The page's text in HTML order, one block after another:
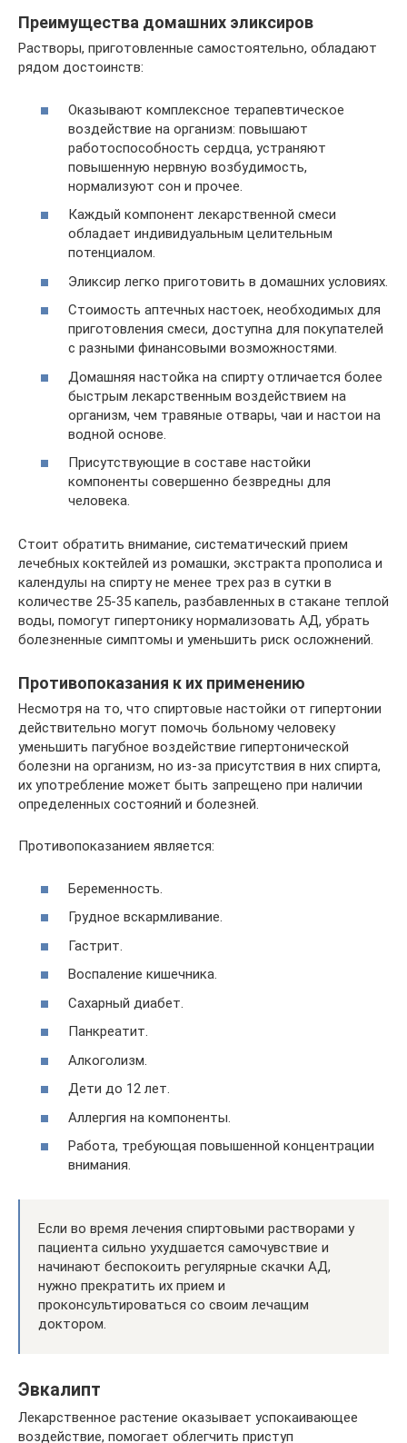
Преимущества домашних эликсиров
Растворы, приготовленные самостоятельно, обладают
рядом достоинств:
Оказывают комплексное терапевтическое
воздействие на организм: повышают
работоспособность сердца, устраняют
повышенную нервную возбудимость,
нормализуют сон и прочее.
Каждый компонент лекарственной смеси
обладает индивидуальным целительным
потенциалом.
Эликсир легко приготовить в домашних условиях.
Стоимость аптечных настоек, необходимых для
приготовления смеси, доступна для покупателей
с разными финансовыми возможностями.
Домашняя настойка на спирту отличается более
быстрым лекарственным воздействием на
организм, чем травяные отвары, чаи и настои на
водной основе.
Присутствующие в составе настойки
компоненты совершенно безвредны для
человека.
Стоит обратить внимание, систематический прием
лечебных коктейлей из ромашки, экстракта прополиса и
календулы на спирту не менее трех раз в сутки в
количестве 25-35 капель, разбавленных в стакане теплой
воды, помогут гипертонику нормализовать АД, убрать
болезненные симптомы и уменьшить риск осложнений.
Противопоказания к их применению
Несмотря на то, что спиртовые настойки от гипертонии
действительно могут помочь больному человеку
уменьшить пагубное воздействие гипертонической
болезни на организм, но из-за присутствия в них спирта,
их употребление может быть запрещено при наличии
определенных состояний и болезней.
Противопоказанием является:
Беременность.
Грудное вскармливание.
Гастрит.
Воспаление кишечника.
Сахарный диабет.
Панкреатит.
Алкоголизм.
Дети до 12 лет.
Аллергия на компоненты.
Работа, требующая повышенной концентрации
внимания.
Если во время лечения спиртовыми растворами у
пациента сильно ухудшается самочувствие и
начинают беспокоить регулярные скачки АД,
нужно прекратить их прием и
проконсультироваться со своим лечащим
доктором.
Эвкалипт
Лекарственное растение оказывает успокаивающее
воздействие, помогает облегчить приступ